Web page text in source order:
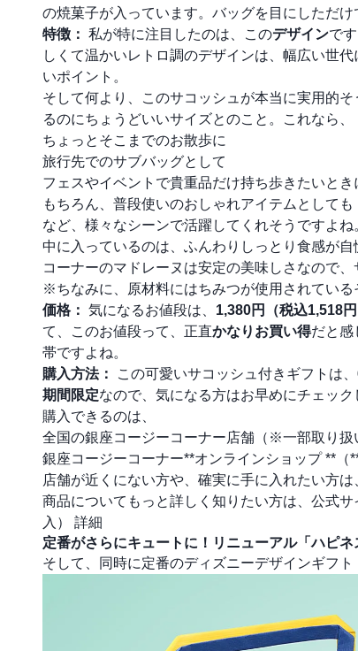
の焼菓子が入っています。バッグを目にしただけ
特徴： 私が特に注目したのは、このデザインで
しくて温かいレトロ調のデザインは、幅広い世
いポイント。
そして何より、このサコッシュが本当に実用的
るのにちょうどいいサイズとのこと。これなら、
ちょっとそこまでのお散歩に
旅行先でのサブバッグとして
フェスやイベントで貴重品だけ持ち歩きたいとき
もちろん、普段使いのおしゃれアイテムとしても
など、様々なシーンで活躍してくれそうですよ
中に入っているのは、ふんわりしっとり食感が自
コーナーのマドレーヌは安定の美味しさなので
※ちなみに、原材料にはちみつが使用されている
価格： 気になるお値段は、 1,380円（税込1,518円
て、このお値段って、正直かなりお買い得だと感
帯ですよね。
購入方法：
この可愛いサコッシュ付きギフトは、
期間限定なので、気になる方はお早めにチェック
購入できるのは、
全国の銀座コージーコーナー店舗（※一部取り扱
銀座コージーコーナー**オンラインショップ **（
店舗が近くにない方や、確実に手に入れたい方
商品についてもっと詳しく知りたい方は、公式
入） 詳細
定番がさらにキュートに！リニューアル「ハピネ
そして、同時に定番のディズニーデザインギフ